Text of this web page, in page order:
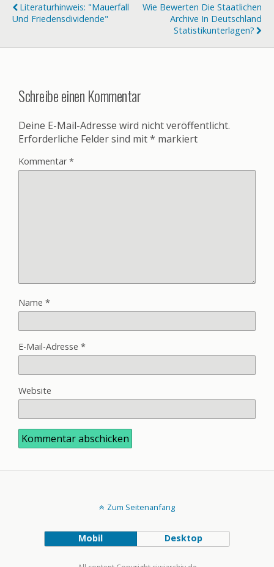
Literaturhinweis: "Mauerfall
Und Friedensdividende"
Wie Bewerten Die Staatlichen
Archive In Deutschland
Statistikunterlagen?
Schreibe einen Kommentar
Deine E-Mail-Adresse wird nicht veröffentlicht.
Erforderliche Felder sind mit* markiert
Kommentar*
Name *
E-Mail-Adresse *
Website
Zum Seitenanfang
Mobil Desktop